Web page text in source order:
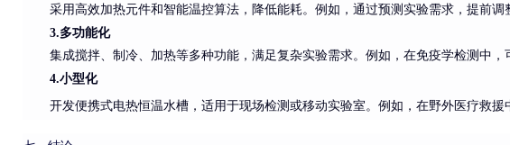
采用高效加热元件和智能温控算法，降低能耗。例如，通过预测实验需求，提前调
3.多功能化
集成搅拌、制冷、加热等多种功能，满足复杂实验需求。例如，在免疫学检测中，
4.小型化
开发便携式电热恒温水槽，适用于现场检测或移动实验室。例如，在野外医疗救